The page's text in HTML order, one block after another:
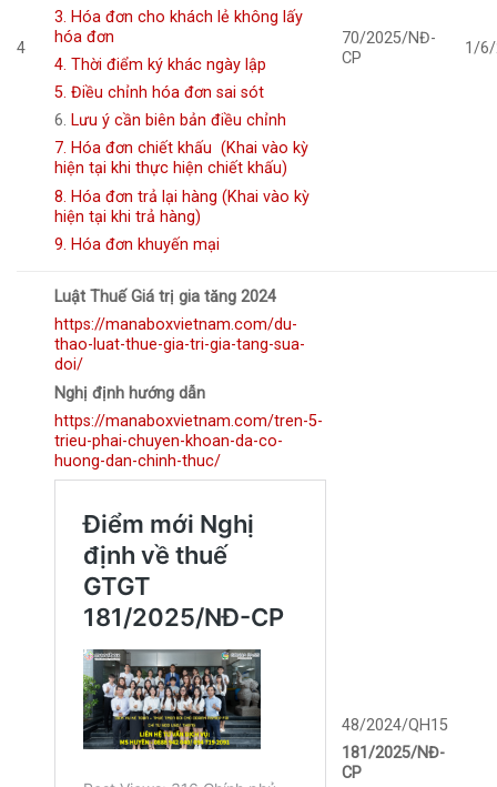
4
3. Hóa đơn cho khách lẻ không lấy
hóa đơn
4. Thời điểm ký khác ngày lập
5. Điều chỉnh hóa đơn sai sót
6. Lưu ý cần biên bản điều chỉnh
7. Hóa đơn chiết khấu (Khai vào kỳ
hiện tại khi thực hiện chiết khấu)
8. Hóa đơn trả lại hàng (Khai vào kỳ
hiện tại khi trả hàng)
9. Hóa đơn khuyến mại
70/2025/NĐ-
CP
1/
Luật Thuế Giá trị gia tăng 2024
https://manaboxvietnam.com/du-
thao-luat-thue-gia-tri-gia-tang-sua-
doi/
Nghị định hướng dẫn
https://manaboxvietnam.com/tren-5-
trieu-phai-chuyen-khoan-da-co-
huong-dan-chinh-thuc/
48/2024/QH15
181/2025/NĐ-
CP